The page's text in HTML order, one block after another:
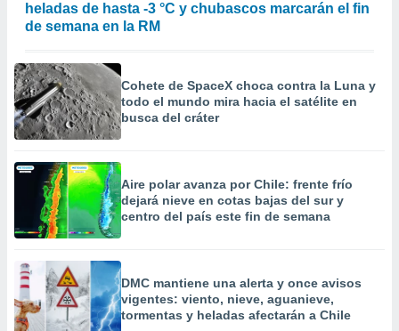
heladas de hasta -3 °C y chubascos marcarán el fin
de semana en la RM
Cohete de SpaceX choca contra la Luna y
todo el mundo mira hacia el satélite en
busca del cráter
Aire polar avanza por Chile: frente frío
dejará nieve en cotas bajas del sur y
centro del país este fin de semana
DMC mantiene una alerta y once avisos
vigentes: viento, nieve, aguanieve,
tormentas y heladas afectarán a Chile